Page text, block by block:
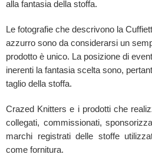
alla fantasia della stoffa.
Le fotografie che descrivono la
azzurro sono da considerarsi un
prodotto è unico. La posizione di
inerenti la fantasia scelta sono,
taglio della stoffa.
Crazed Knitters e i prodotti che
collegati, commissionati,
marchi registrati delle stoffe
come fornitura.